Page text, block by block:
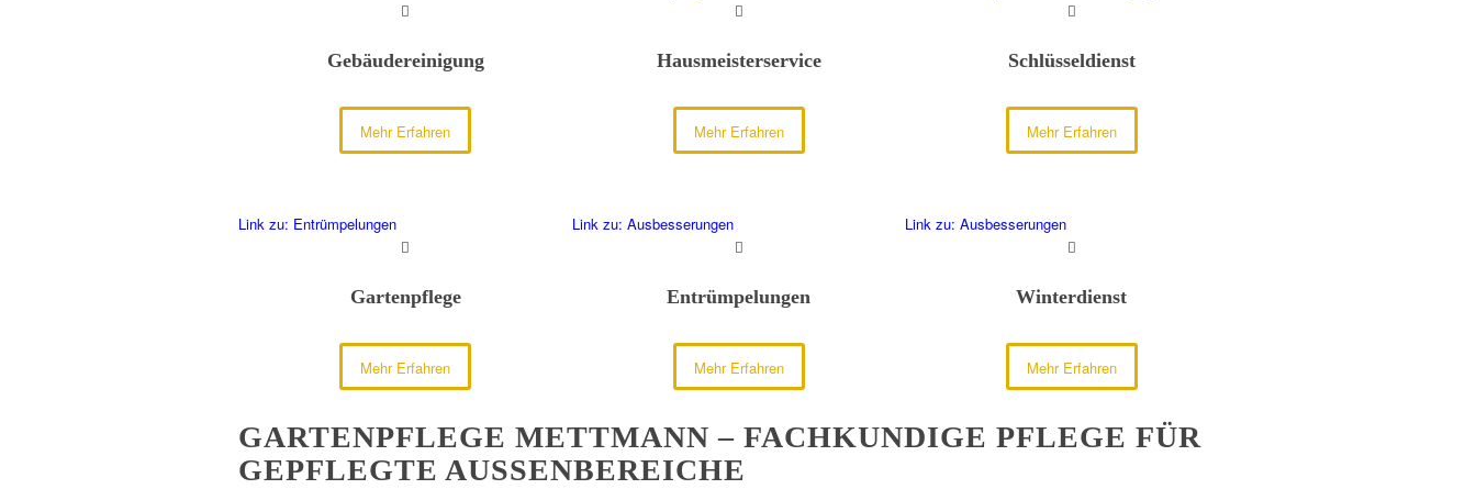
Gebäudereinigung
Mehr Erfahren
Hausmeisterservice
Mehr Erfahren
Schlüsseldienst
Mehr Erfahren
Link zu: Entrümpelungen
Gartenpflege
Mehr Erfahren
Link zu: Ausbesserungen
Entrümpelungen
Mehr Erfahren
Link zu: Ausbesserungen
Winterdienst
Mehr Erfahren
GARTENPFLEGE METTMANN – FACHKUNDIGE PFLEGE FÜR
GEPFLEGTE AUSSENBEREICHE